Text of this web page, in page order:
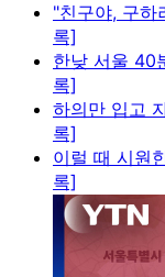
"친구야, 구하
록]
한낮 서울 40
록]
하의만 입고
록]
이럴 때 시원
록]